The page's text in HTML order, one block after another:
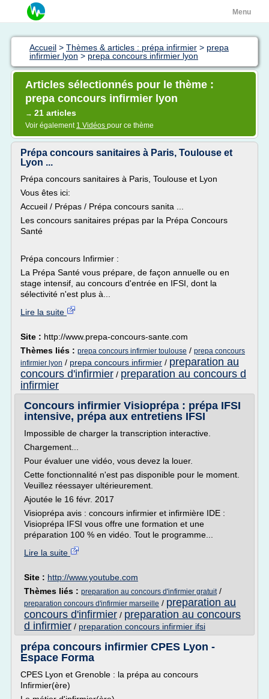
Menu
Accueil > Thèmes & articles : prépa infirmier > prepa
infirmier lyon > prepa concours infirmier lyon
Articles sélectionnés pour le thème :
prepa concours infirmier lyon
→ 21 articles
Voir également 1 Vidéos pour ce thème
Prépa concours sanitaires à Paris, Toulouse et
Lyon ...
Prépa concours sanitaires à Paris, Toulouse et Lyon
Vous êtes ici:
Accueil / Prépas / Prépa concours sanita ...
Les concours sanitaires prépas par la Prépa Concours
Santé
Prépa concours Infirmier :
La Prépa Santé vous prépare, de façon annuelle ou en
stage intensif, au concours d'entrée en IFSI, dont la
sélectivité n'est plus à...
Lire la suite
Site : http://www.prepa-concours-sante.com
Thèmes liés : prepa concours infirmier toulouse / prepa concours
infirmier lyon / prepa concours infirmier / preparation au
concours d'infirmier / preparation au concours d
infirmier
Concours infirmier Visioprépa : prépa IFSI
intensive, prépa aux entretiens IFSI
Impossible de charger la transcription interactive.
Chargement...
Pour évaluer une vidéo, vous devez la louer.
Cette fonctionnalité n'est pas disponible pour le moment.
Veuillez réessayer ultérieurement.
Ajoutée le 16 févr. 2017
Visioprépa avis : concours infirmier et infirmière IDE :
Visioprépa IFSI vous offre une formation et une
préparation 100 % en vidéo. Tout le programme...
Lire la suite
Site : http://www.youtube.com
Thèmes liés : preparation au concours d'infirmier gratuit/
preparation concours d'infirmier marseille / preparation au
concours d'infirmier / preparation au concours
d infirmier / preparation concours infirmier ifsi
prépa concours infirmier CPES Lyon -
Espace Forma
CPES Lyon et Grenoble : la prépa au concours
Infirmier(ère)